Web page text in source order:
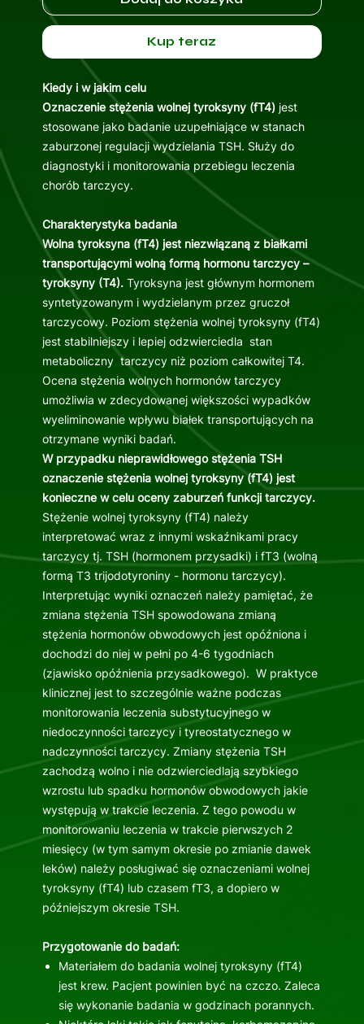
Kup teraz
Kiedy i w jakim celu
Oznaczenie stężenia wolnej tyroksyny (fT4) jest
stosowane jako badanie uzupełniające w stanach
zaburzonej regulacji wydzielania TSH. Służy do
diagnostyki i monitorowania przebiegu leczenia
chorób tarczycy.
Charakterystyka badania
Wolna tyroksyna (fT4) jest niezwiązaną z białkami
transportującymi wolną formą hormonu tarczycy –
tyroksyny (T4).Tyroksyna jest głównym hormonem
syntetyzowanym i wydzielanym przez gruczoł
tarczycowy. Poziom stężenia wolnej tyroksyny (fT4)
jest stabilniejszy i lepiej odzwierciedla stan
metaboliczny tarczycy niż poziom całkowitej T4.
Ocena stężenia wolnych hormonów tarczycy
umożliwia w zdecydowanej większości wypadków
wyeliminowanie wpływu białek transportujących na
otrzymane wyniki badań.
W przypadku nieprawidłowego stężenia TSH
oznaczenie stężenia wolnej tyroksyny (fT4) jest
konieczne w celu oceny zaburzeń funkcji tarczycy.
Stężenie wolnej tyroksyny (fT4) należy
interpretować wraz z innymi wskaźnikami pracy
tarczycy tj. TSH (hormonem przysadki) i fT3 (wolną
formą T3 trijodotyroniny - hormonu tarczycy).
Interpretując wyniki oznaczeń należy pamiętać, że
zmiana stężenia TSH spowodowana zmianą
stężenia hormonów obwodowych jest opóźniona i
dochodzi do niej w pełni po 4-6 tygodniach
(zjawisko opóźnienia przysadkowego). W praktyce
klinicznej jest to szczególnie ważne podczas
monitorowania leczenia substytucyjnego w
niedoczynności tarczycy i tyreostatycznego w
nadczynności tarczycy. Zmiany stężenia TSH
zachodzą wolno i nie odzwierciedlają szybkiego
wzrostu lub spadku hormonów obwodowych jakie
występują w trakcie leczenia. Z tego powodu w
monitorowaniu leczenia w trakcie pierwszych 2
miesięcy (w tym samym okresie po zmianie dawek
leków) należy posługiwać się oznaczeniami wolnej
tyroksyny (fT4) lub czasem fT3, a dopiero w
późniejszym okresie TSH.
Przygotowanie do badań:
Materiałem do badania wolnej tyroksyny (fT4)
jest krew. Pacjent powinien być na czczo. Zaleca
się wykonanie badania w godzinach porannych.